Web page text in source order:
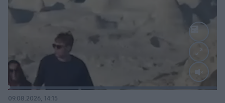
:
09.08.2026, 14:15